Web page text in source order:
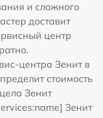
и сложного
доставит
центр
центра Зенит в
стоимость
Зенит
Зенит